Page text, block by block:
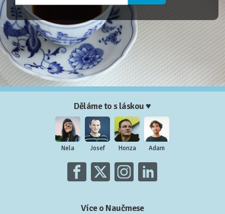
Děláme to s láskou ♥
Nela Josef Honza Adam
Více o Naučmese